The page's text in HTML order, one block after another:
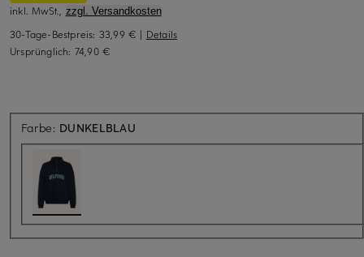
inkl. MwSt., zzgl. Versandkosten
30-Tage-Bestpreis: 33,99 € | Details
Ursprünglich: 74,90 €
Farbe: DUNKELBLAU